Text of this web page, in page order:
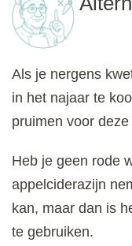
Als je nergens
in het najaar te
pruimen voor
Heb je geen rode
appelciderazijn
kan, maar dan is
te gebruiken.